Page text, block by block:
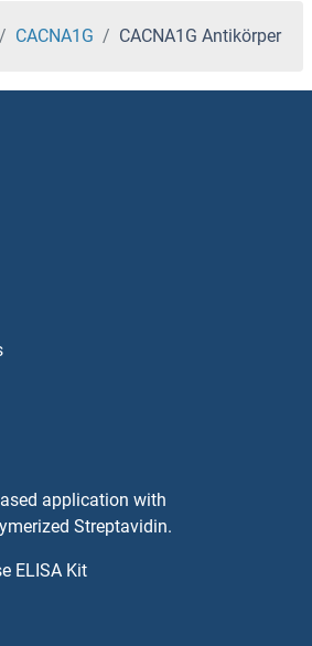
CACNA1G CACNA1G Antikörper
application with
Streptavidin.
ELISA Kit